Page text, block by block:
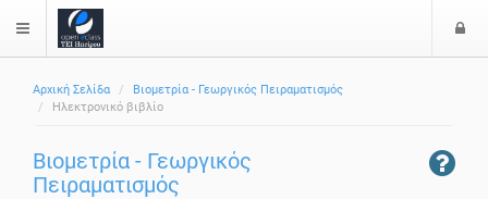
$langMenu
Αρχική Σελίδα
Βιομετρία - Γεωργικός Πειραματισμός
Ηλεκτρονικό βιβλίο
Βιομετρία - Γεωργικός
Πειραματισμός